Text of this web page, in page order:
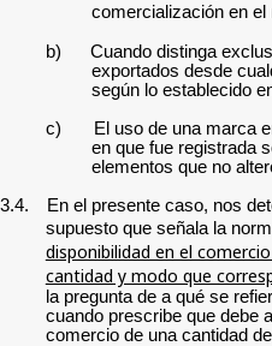
comercialización en el
b)
Cuando distinga
exportados desde
según lo establecido
c)
El uso de una marca
en que fue registrada
elementos que no
3.4.
En el presente caso, nos
supuesto que señala la
disponibilidad en el
cantidad y modo que
la pregunta de a qué se
cuando prescribe que debe
comercio de una cantidad